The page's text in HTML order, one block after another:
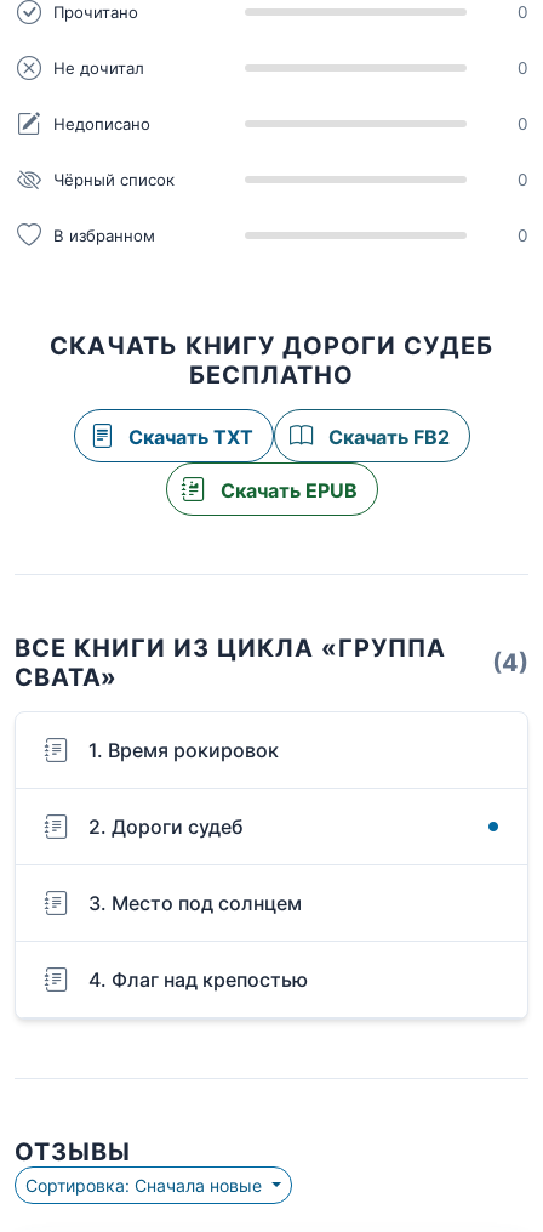
Прочитано 0
Не дочитал 0
Недописано 0
Чёрный список 0
В избранном 0
СКАЧАТЬ КНИГУ ДОРОГИ СУДЕБ
БЕСПЛАТНО
Скачать TXT Скачать FB2
Скачать EPUB
ВСЕ КНИГИ ИЗ ЦИКЛА «ГРУППА
СВАТА»
(4)
1. Время рокировок
2. Дороги судеб
3. Место под солнцем
4. Флаг над крепостью
ОТЗЫВЫ
Сортировка: Сначала новые